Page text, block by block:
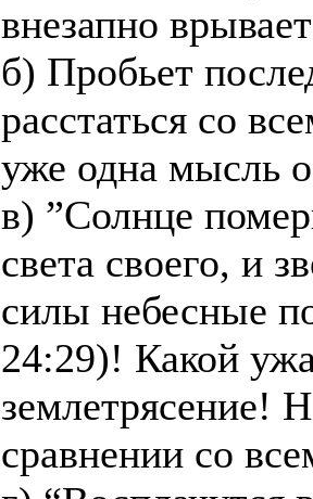
внезапно
б) Пробьет
расстаться со
уже одна мысль
в) ”Солнце
света своего, и
силы небесные
24:29)! Какой
землетрясение!
сравнении со